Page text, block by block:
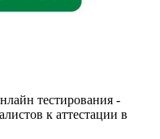
тестирования -
к аттестации в